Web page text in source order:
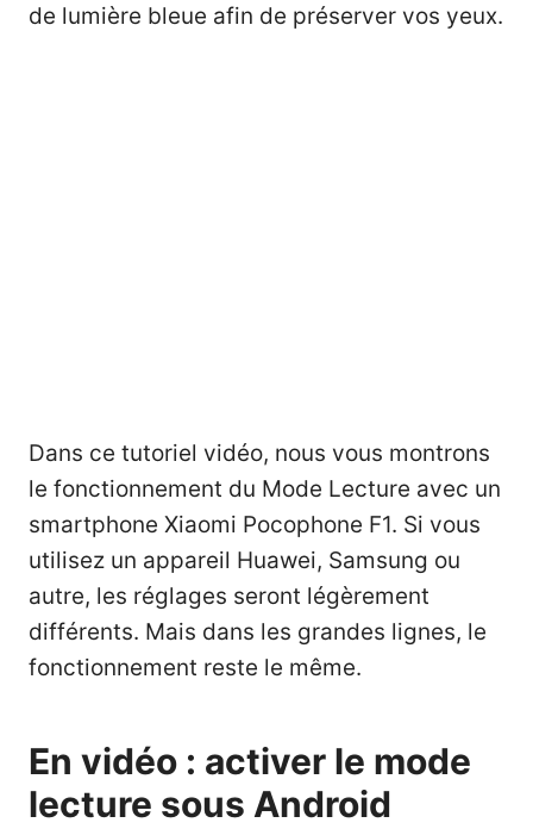
de lumière bleue afin de préserver vos yeux.
Dans ce tutoriel vidéo, nous vous montrons
le fonctionnement du Mode Lecture avec un
smartphone Xiaomi Pocophone F1. Si vous
utilisez un appareil Huawei, Samsung ou
autre, les réglages seront légèrement
différents. Mais dans les grandes lignes, le
fonctionnement reste le même.
En vidéo : activer le mode
lecture sous Android